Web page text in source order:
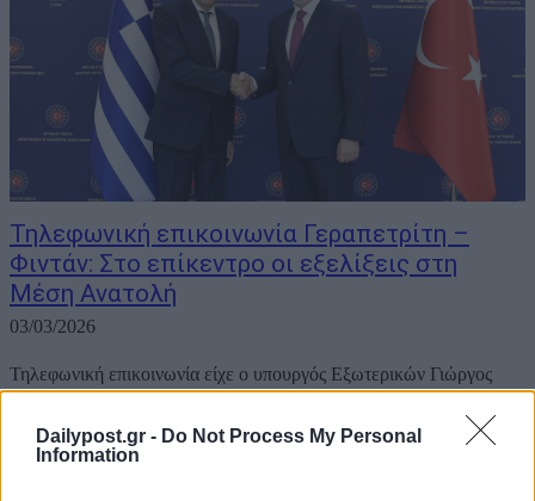
Dailypost.gr - Do Not Process My Personal
Information
Τηλεφωνική επικοινωνία Γεραπετρίτη –
Φιντάν: Στο επίκεντρο οι εξελίξεις στη
Μέση Ανατολή
03/03/2026
Τηλεφωνική επικοινωνία είχε ο υπουργός Εξωτερικών Γιώργος
Γεραπετρίτης με τον Τούρκο Υπουργό Εξωτερικών Χακάν Φιντάν.
Συζήτησαν για τις εξελίξεις στη Μέση Ανατολή, όπως
ανακοινώθηκε από την Άγκυρα. Γιώργος Γεραπετρίτης και Χακάν